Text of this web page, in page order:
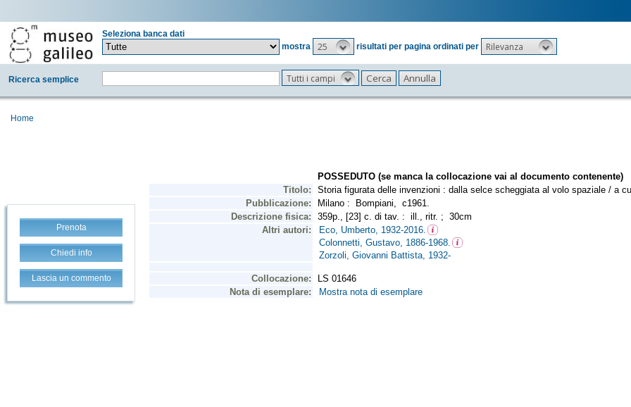
Seleziona banca dati
mostra
25 risultati per pagina ordinati per Rilevanza
Ricerca semplice Tutti i campi
Home
Prenota
Chiedi info
Lascia un commento